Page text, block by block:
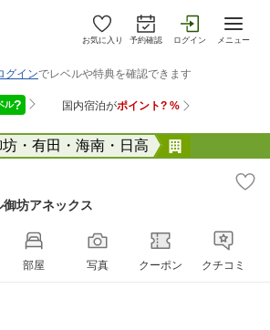
お気に入り 予約確認 ログイン メニュー
坊・有田・海南・日高
坊アネックス
部屋 写真 クーポン クチコミ